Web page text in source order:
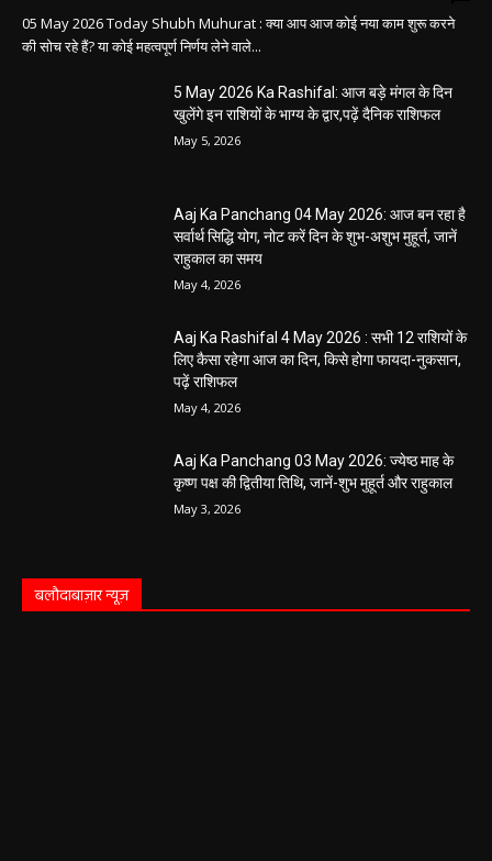
05 May 2026 Today Shubh Muhurat : क्या आप आज कोई नया काम शुरू करने
की सोच रहे हैं? या कोई महत्वपूर्ण निर्णय लेने वाले...
5 May 2026 Ka Rashifal: आज बड़े मंगल के दिन
खुलेंगे इन राशियों के भाग्य के द्वार,पढ़ें दैनिक राशिफल
May 5, 2026
Aaj Ka Panchang 04 May 2026: आज बन रहा है
सर्वार्थ सिद्धि योग, नोट करें दिन के शुभ-अशुभ मुहूर्त, जानें
राहुकाल का समय
May 4, 2026
Aaj Ka Rashifal 4 May 2026 : सभी 12 राशियों के
लिए कैसा रहेगा आज का दिन, किसे होगा फायदा-नुकसान,
पढ़ें राशिफल
May 4, 2026
Aaj Ka Panchang 03 May 2026: ज्येष्ठ माह के
कृष्ण पक्ष की द्वितीया तिथि, जानें-शुभ मुहूर्त और राहुकाल
May 3, 2026
बलौदाबाज़ार न्यूज़